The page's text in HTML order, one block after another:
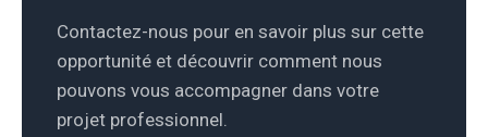
Contactez-nous pour en savoir plus sur cette
opportunité et découvrir comment nous
pouvons vous accompagner dans votre
projet professionnel.